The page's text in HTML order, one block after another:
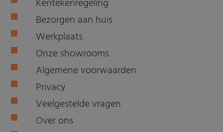
Kentekenregeling
Bezorgen aan huis
Werkplaats
Onze showrooms
Algemene voorwaarden
Privacy
Veelgestelde vragen
Over ons